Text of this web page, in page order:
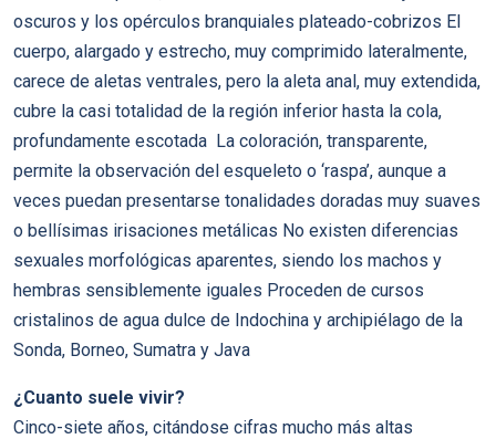
oscuros y los opérculos branquiales plateado-cobrizos El
cuerpo, alargado y estrecho, muy comprimido lateralmente,
carece de aletas ventrales, pero la aleta anal, muy extendida,
cubre la casi totalidad de la región inferior hasta la cola,
profundamente escotada La coloración, transparente,
permite la observación del esqueleto o ‘raspa’, aunque a
veces puedan presentarse tonalidades doradas muy suaves
o bellísimas irisaciones metálicas No existen diferencias
sexuales morfológicas aparentes, siendo los machos y
hembras sensiblemente iguales Proceden de cursos
cristalinos de agua dulce de Indochina y archipiélago de la
Sonda, Borneo, Sumatra y Java
¿Cuanto suele vivir?
Cinco-siete años, citándose cifras mucho más altas